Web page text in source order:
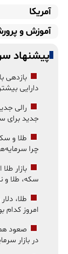
آمریکا
آموزش و
پیشنهاد
دارایی
رالی
جدید برای
طلا و
چرا
بازار
سکه، طلا و
طلا،
امروز کدام
صعود
در بازار